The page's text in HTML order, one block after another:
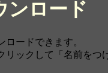
ンロード
ードできます。
リックして「名前をつ